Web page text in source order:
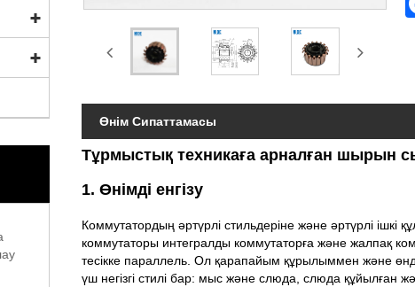
Өнім Сипаттамасы
Тұрмыстық техникаға арналған шырын
1. Өнімді енгізу
Коммутатордың әртүрлі стильдеріне және әртүрлі
коммутаторы интегралды коммутаторға және жалпақ
тесікке параллель. Ол қарапайым құрылыммен және
үш негізгі стилі бар: мыс және слюда, слюда құйылған